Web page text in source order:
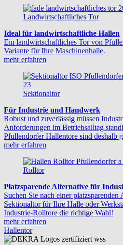
Landwirtschaftliches Tor
Ideal für landwirtschaftliche Hallen
Ein landwirtschaftliches Tor von
Variante für Ihre Maschinenhalle.
mehr erfahren
Sektionaltor
Für Industrie und Handwerk
Robust und zuverlässig müssen
Anforderungen im Betriebsalltag
Pfullendorfer Hallentore sind deshalb
mehr erfahren
Rolltor
Platzsparende Alternative für
Suchen Sie nach einer
Sektionaltor für Ihre Halle oder
Industrie-Rolltore die richtige Wahl!
mehr erfahren
Hallentor